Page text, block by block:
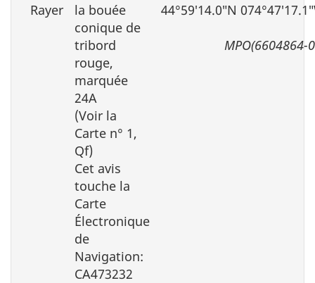
Rayer
la bouée
conique de
tribord
rouge,
marquée
24A
(Voir la
Carte n° 1,
Qf)
Cet avis
touche la
Carte
Électronique
de
Navigation:
CA473232
44°59′14.0″N
MPO(6604864-